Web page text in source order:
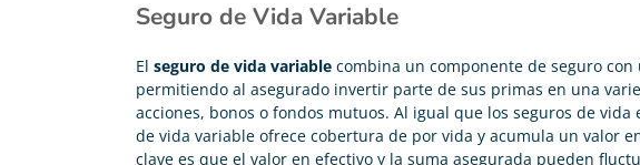
Seguro de Vida Variable
El seguro de vida variable combina un componente de seguro
permitiendo al asegurado invertir parte de sus primas en una
acciones, bonos o fondos mutuos. Al igual que los seguros de
de vida variable ofrece cobertura de por vida y acumula un valor
clave es que el valor en efectivo y la suma asegurada pueden